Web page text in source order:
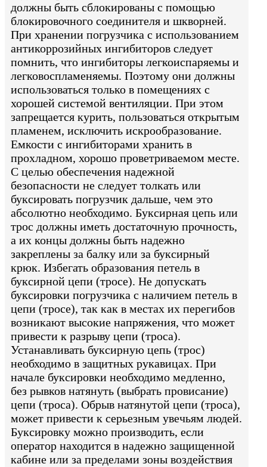
должны быть сблокированы с помощью
блокировочного соединителя и шкворней.
При хранении погрузчика с использованием
антикоррозийных ингибиторов следует
помнить, что ингибиторы легкоиспаряемы и
легковоспламеняемы. Поэтому они должны
использоваться только в помещениях с
хорошей системой вентиляции. При этом
запрещается курить, пользоваться открытым
пламенем, исключить искрообразование.
Емкости с ингибиторами хранить в
прохладном, хорошо проветриваемом месте.
С целью обеспечения надежной
безопасности не следует толкать или
буксировать погрузчик дальше, чем это
абсолютно необходимо. Буксирная цепь или
трос должны иметь достаточную прочность,
а их концы должны быть надежно
закреплены за балку или за буксирный
крюк. Избегать образования петель в
буксирной цепи (тросе). Не допускать
буксировки погрузчика с наличием петель в
цепи (тросе), так как в местах их перегибов
возникают высокие напряжения, что может
привести к разрыву цепи (троса).
Устанавливать буксирную цепь (трос)
необходимо в защитных рукавицах. При
начале буксировки необходимо медленно,
без рывков натянуть (выбрать провисание)
цепи (троса). Обрыв натянутой цепи (троса),
может привести к серьезным увечьям людей.
Буксировку можно производить, если
оператор находится в надежно защищенной
кабине или за пределами зоны воздействия